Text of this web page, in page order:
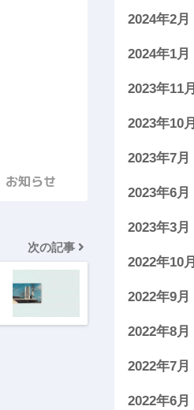
お知らせ
次の記事
2024年2月
2024年1月
2023年11月
2023年10月
2023年7月
2023年6月
2023年3月
2022年10月
2022年9月
2022年8月
2022年7月
2022年6月